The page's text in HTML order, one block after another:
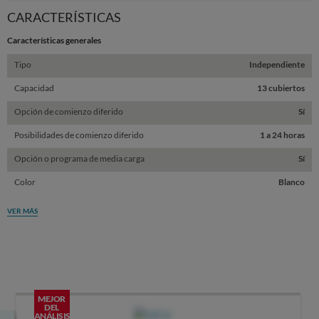
CARACTERÍSTICAS
Características generales
Tipo Independiente
Capacidad 13 cubiertos
Opción de comienzo diferido Sí
Posibilidades de comienzo diferido 1 a 24 horas
Opción o programa de media carga Sí
Color Blanco
VER MÁS
MEJOR
DEL
ANÁLISIS